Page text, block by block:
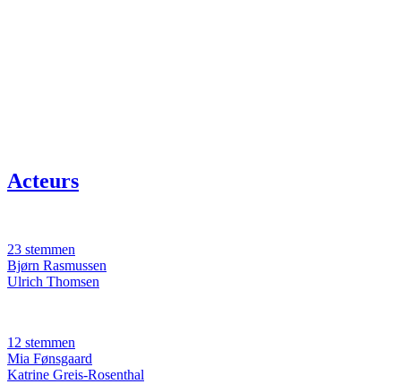
Acteurs
23 stemmen
Bjørn Rasmussen
Ulrich Thomsen
12 stemmen
Mia Fønsgaard
Katrine Greis-Rosenthal